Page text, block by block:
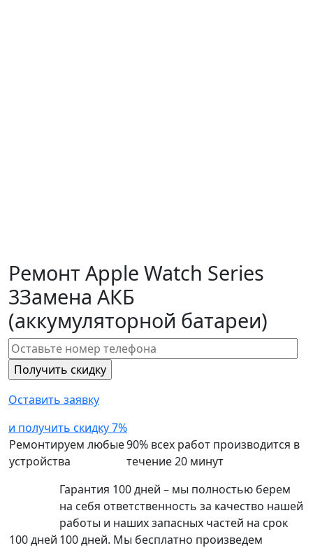
Ремонт Apple Watch Series
3Замена АКБ
(аккумуляторной батареи)
Оставить заявку
и получить скидку 7%
Ремонтируем любые
устройства
90% всех работ производится в
течение 20 минут
100 дней
Гарантия 100 дней – мы полностью берем
на себя ответственность за качество нашей
работы и наших запасных частей на срок
100 дней. Мы бесплатно произведем